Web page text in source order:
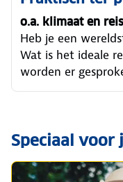
o.a. klimaat en
Heb je een
Wat is het ideale
worden er
Speciaal voor